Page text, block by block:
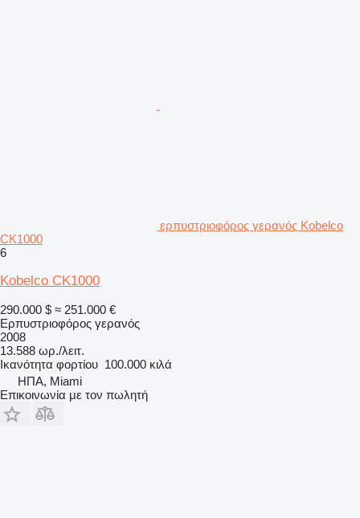
ερπυστριοφόρος γερανός Kobelco
CK1000
6
Kobelco CK1000
290.000 $ ≈ 251.000 €
Ερπυστριοφόρος γερανός
2008
13.588 ωρ./λειτ.
Ικανότητα φορτίου 100.000 κιλά
ΗΠΑ, Miami
Επικοινωνία με τον πωλητή